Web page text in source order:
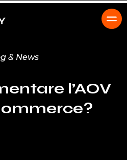
& News
l’AOV